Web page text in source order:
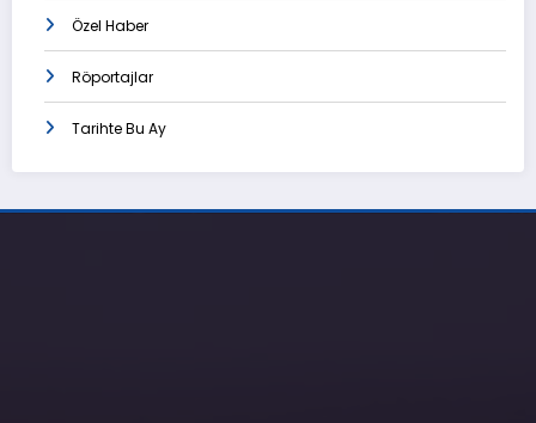
Özel Haber
Röportajlar
Tarihte Bu Ay